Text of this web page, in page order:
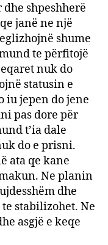
shpeshherë
janë ne një
shume
te përfitojë
nuk do
statusin e
iu jepen do jene
pas dore për
t’ia dale
do e prisni.
ata qe kane
Ne planin
dhe
stabilizohet. Ne
asgjë e keqe